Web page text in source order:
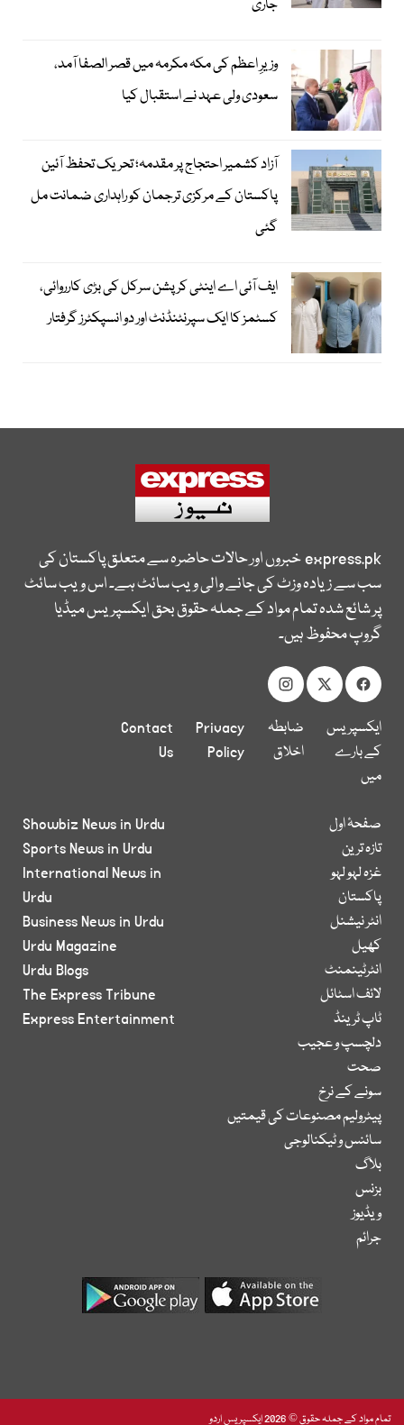
جاری
وزیرِ اعظم کی مکہ مکرمہ میں قصر الصفا آمد،
سعودی ولی عہد نے استقبال کیا
آزاد کشمیر احتجاج پر مقدمہ؛ تحریک تحفظ آئین
پاکستان کے مرکزی ترجمان کو راہداری ضمانت مل
گئی
ایف آئی اے اینٹی کرپشن سرکل کی بڑی کارروائی،
کسٹمز کا ایک سپرنٹنڈنٹ اور دو انسپکٹرز گرفتار
express.pkخبروں اور حالات حاضرہ سے متعلق پاکستان کی
سب سے زیادہ وزٹ کی جانے والی ویب سائٹ ہے۔ اس ویب سائٹ
پر شائع شدہ تمام مواد کے جملہ حقوق بحق ایکسپریس میڈیا
گروپ محفوظ ہیں۔
ایکسپریس
کے بارے
میں
ضابطہ
اخلاق
Privacy
Policy
Contact
Us
صفحۂ اول
تازہ ترین
غزہ لہو لہو
پاکستان
انٹر نیشنل
کھیل
انٹرٹینمنٹ
لائف اسٹائل
ٹاپ ٹرینڈ
دلچسپ و عجیب
صحت
سونے کے نرخ
پیٹرولیم مصنوعات کی قیمتیں
سائنس و ٹیکنالوجی
بلاگ
بزنس
ویڈیوز
جرائم
Showbiz News in Urdu
Sports News in Urdu
International News in
Urdu
Business News in Urdu
Urdu Magazine
Urdu Blogs
The Express Tribune
Express Entertainment
تمام مواد کے جملہ حقوق © 2026 ایکسپریس اردو